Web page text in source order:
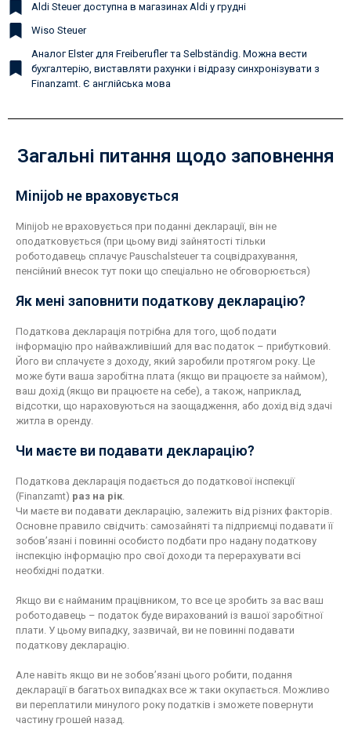
Aldi Steuer доступна в магазинах Aldi у грудні
Wiso Steuer
Аналог Elster для Freiberufler та Selbständig. Можна вести
бухгалтерію, виставляти рахунки і відразу синхронізувати з
Finanzamt. Є англійська мова
Загальні питання щодо заповнення
Minijob не враховується
Minijob не враховується при поданні декларації, він не
оподатковується (при цьому виді зайнятості тільки
роботодавець сплачує Pauschalsteuer та соцвідрахування,
пенсійний внесок тут поки що спеціально не обговорюється)
Як мені заповнити податкову декларацію?
Податкова декларація потрібна для того, щоб подати
інформацію про найважливіший для вас податок – прибутковий.
Його ви сплачуєте з доходу, який заробили протягом року. Це
може бути ваша заробітна плата (якщо ви працюєте за наймом),
ваш дохід (якщо ви працюєте на себе), а також, наприклад,
відсотки, що нараховуються на заощадження, або дохід від здачі
житла в оренду.
Чи маєте ви подавати декларацію?
Податкова декларація подається до податкової інспекції
(Finanzamt) раз на рік
Чи маєте ви подавати декларацію, залежить від різних факторів.
Основне правило свідчить: самозайняті та підприємці подавати її
зобов’язані і повинні особисто подбати про надану податкову
інспекцію інформацію про свої доходи та перерахувати всі
необхідні податки.
Якщо ви є найманим працівником, то все це зробить за вас ваш
роботодавець – податок буде вирахований із вашої заробітної
плати. У цьому випадку, зазвичай, ви не повинні подавати
податкову декларацію.
Але навіть якщо ви не зобов’язані цього робити, подання
декларації в багатьох випадках все ж таки окупається. Можливо
ви переплатили минулого року податків і зможете повернути
частину грошей назад.